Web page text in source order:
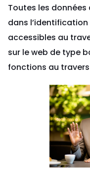
Toutes les
dans
accessibles au
sur le web de type
fonctions au